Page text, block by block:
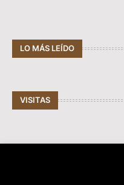
LO MÁS LEÍDO
VISITAS